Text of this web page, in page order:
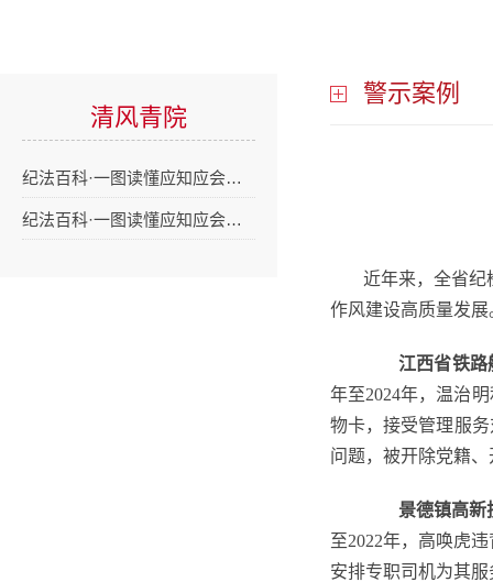
清风青院
纪法百科·一图读懂应知应会…
纪法百科·一图读懂应知应会…
警示案例
近年来，全省纪
作风建设高质量发
江西省铁路
年至2024年，温治
物卡，接受管理服
问题，被开除党籍、
景德镇高新
至2022年，高唤虎
安排专职司机为其